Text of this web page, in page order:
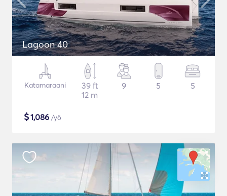
Lagoon 40
Katamaraani
39 ft
12 m
9 5 5
$1,086 /yö